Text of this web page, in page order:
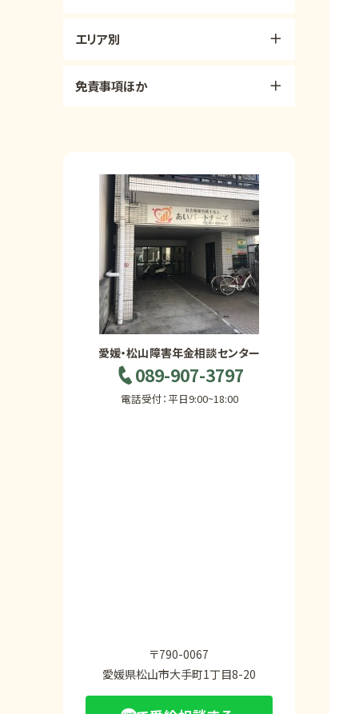
エリア別
免責事項ほか
愛媛・松山障害年金相談センター
089-907-3797
電話受付：平日9:00~18:00
〒790-0067
愛媛県松山市大手町1丁目8-20